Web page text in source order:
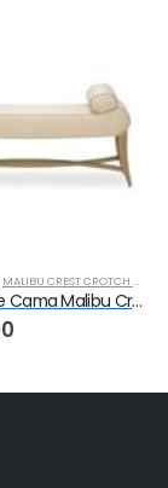
MALIBU CREST CROTCH MAHOGANY
Banca Pie de Cama Malibu Crest Crotch Mahogany